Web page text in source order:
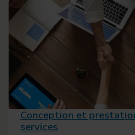
Conception et
services